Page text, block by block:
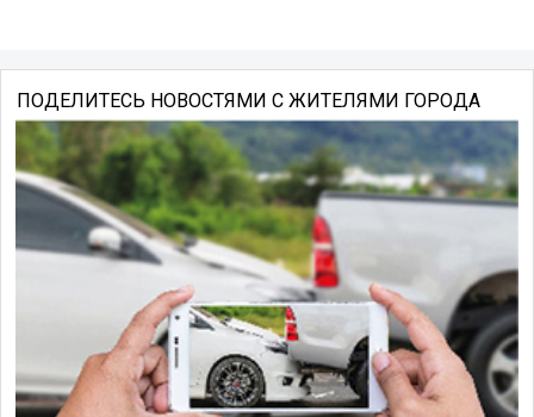
ПОДЕЛИТЕСЬ НОВОСТЯМИ С ЖИТЕЛЯМИ ГОРОДА